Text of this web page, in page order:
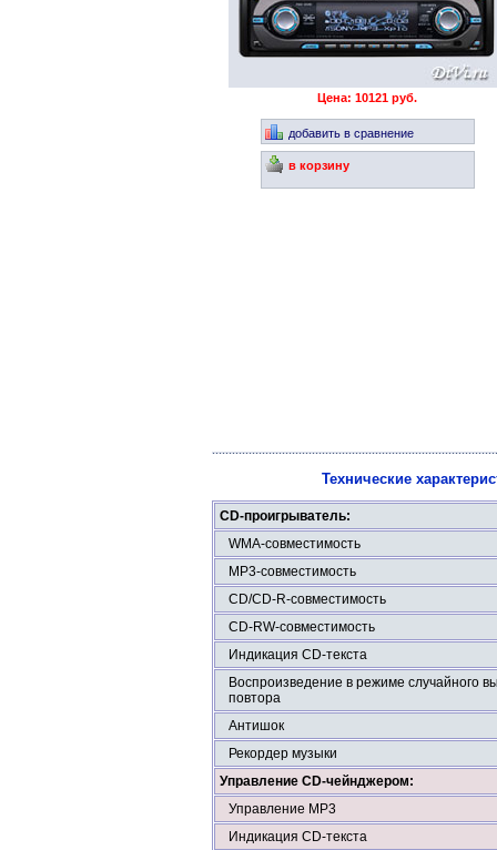
Цена: 10121 руб.
добавить в сравнение
в корзину
Технические
CD-проигрыватель:
WMA-совместимость
МР3-совместимость
CD/CD-R-совместимость
CD-RW-совместимость
Индикация CD-текста
Воспроизведение в режиме случайного
повтора
Антишок
Рекордер музыки
Управление CD-чейнджером:
Управление МР3
Индикация CD-текста